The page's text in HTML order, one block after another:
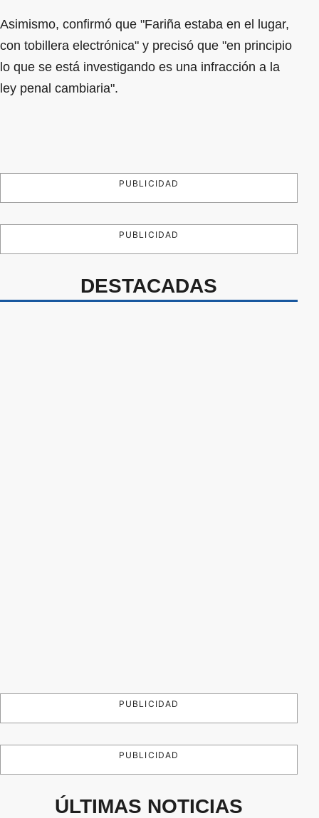
Asimismo, confirmó que "Fariña estaba en el lugar,
con tobillera electrónica" y precisó que "en principio
lo que se está investigando es una infracción a la
ley penal cambiaria".
PUBLICIDAD
PUBLICIDAD
DESTACADAS
PUBLICIDAD
PUBLICIDAD
ÚLTIMAS NOTICIAS